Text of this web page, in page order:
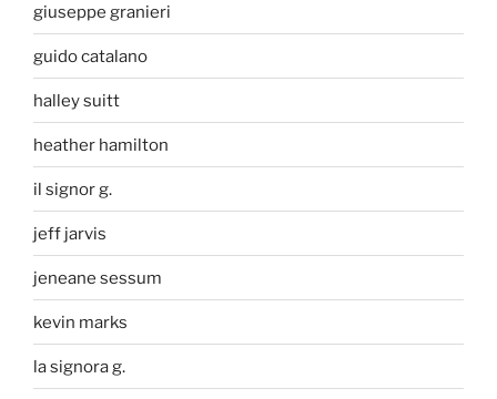
giuseppe granieri
guido catalano
halley suitt
heather hamilton
il signor g.
jeff jarvis
jeneane sessum
kevin marks
la signora g.